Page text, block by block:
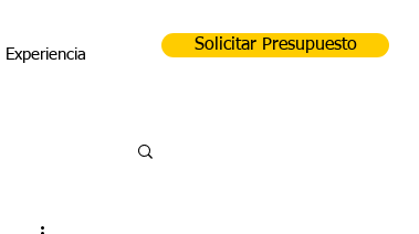
Experiencia
Solicitar Presupuesto